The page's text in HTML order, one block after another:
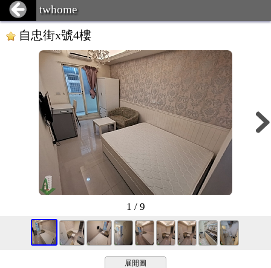
twhome
自忠街x號4樓
1 / 9
展開圖